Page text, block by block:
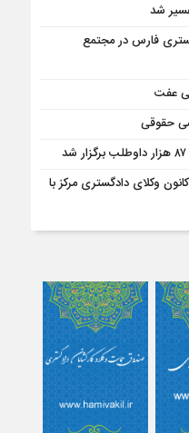
شد
فارس در مجتمع
عفت
حقوقی
وکلای دادگستری مرکز با